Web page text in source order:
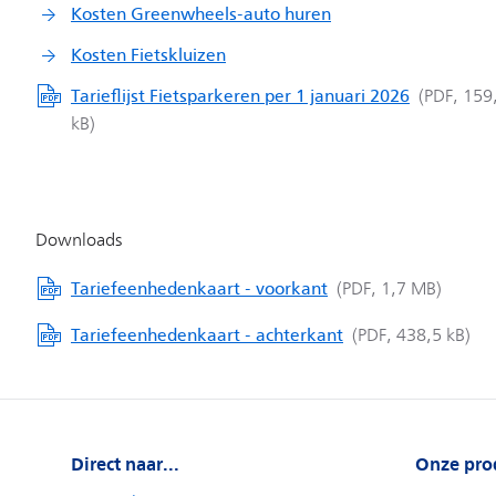
Kosten Greenwheels-auto huren
Kosten Fietskluizen
Tarieflijst Fietsparkeren per 1 januari 2026
Tariefeenhedenkaart - voorkant
Tariefeenhedenkaart - achterkant
Direct naar... Onze